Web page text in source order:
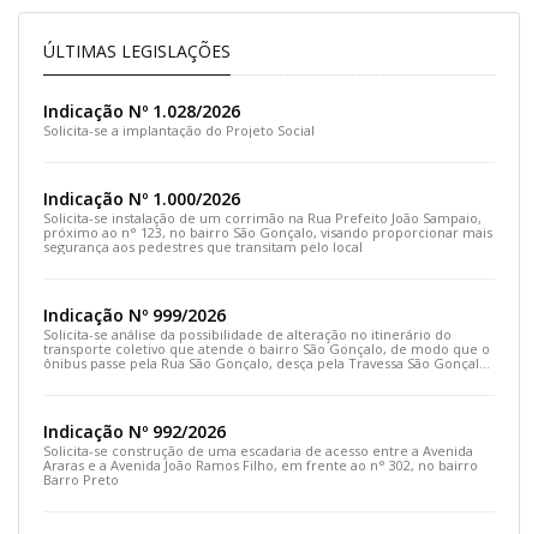
ÚLTIMAS LEGISLAÇÕES
Indicação Nº 1.028/2026
Solicita-se a implantação do Projeto Social
Indicação Nº 1.000/2026
Solicita-se instalação de um corrimão na Rua Prefeito João Sampaio,
próximo ao n° 123, no bairro São Gonçalo, visando proporcionar mais
segurança aos pedestres que transitam pelo local
Indicação Nº 999/2026
Solicita-se análise da possibilidade de alteração no itinerário do
transporte coletivo que atende o bairro São Gonçalo, de modo que o
ônibus passe pela Rua São Gonçalo, desça pela Travessa São Gonçalo
Indicação Nº 992/2026
Solicita-se construção de uma escadaria de acesso entre a Avenida
Araras e a Avenida João Ramos Filho, em frente ao n° 302, no bairro
Barro Preto